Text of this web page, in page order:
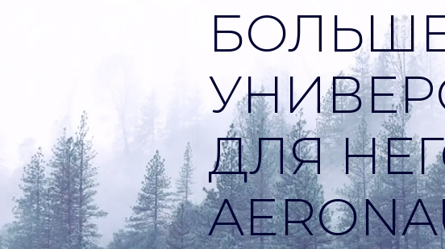
ДЛЯ